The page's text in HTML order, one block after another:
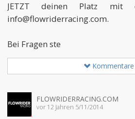
JETZT deinen Platz mit
info@flowriderracing.com.
Bei Fragen ste
Kommentare
FLOWRIDERRACING.COM
vor 12 Jahren 5/11/2014